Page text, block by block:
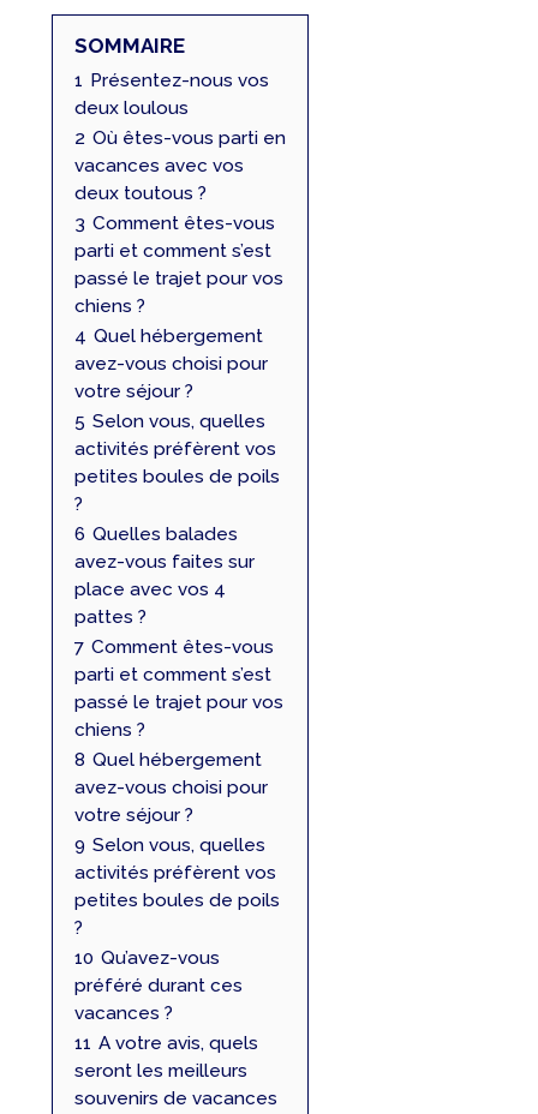
SOMMAIRE
1 Présentez-nous vos
deux loulous
2 Où êtes-vous parti en
vacances avec vos
deux toutous ?
3 Comment êtes-vous
parti et comment s’est
passé le trajet pour vos
chiens ?
4 Quel hébergement
avez-vous choisi pour
votre séjour ?
5 Selon vous, quelles
activités préfèrent vos
petites boules de poils
?
6 Quelles balades
avez-vous faites sur
place avec vos 4
pattes ?
7 Comment êtes-vous
parti et comment s’est
passé le trajet pour vos
chiens ?
8 Quel hébergement
avez-vous choisi pour
votre séjour ?
9 Selon vous, quelles
activités préfèrent vos
petites boules de poils
?
10 Qu’avez-vous
préféré durant ces
vacances ?
11 A votre avis, quels
seront les meilleurs
souvenirs de vacances